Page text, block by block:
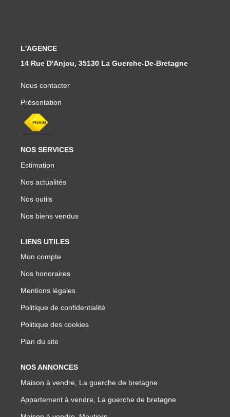
L'AGENCE
14 Rue D'Anjou, 35130 La Guerche-De-Bretagne
Nous contacter
Présentation
NOS SERVICES
Estimation
Nos actualités
Nos outils
Nos biens vendus
LIENS UTILES
Mon compte
Nos honoraires
Mentions légales
Politique de confidentialité
Politique des cookies
Plan du site
NOS ANNONCES
Maison à vendre, La guerche de bretagne
Appartement à vendre, La guerche de bretagne